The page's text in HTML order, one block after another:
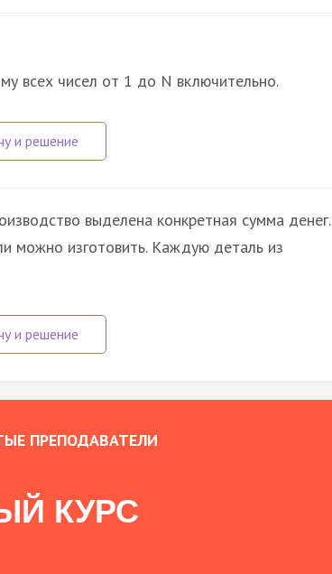
всех чисел от 1 до N включительно.
выделена конкретная сумма денег.
можно изготовить. Каждую деталь из
ПРЕПОДАВАТЕЛИ
КУРС